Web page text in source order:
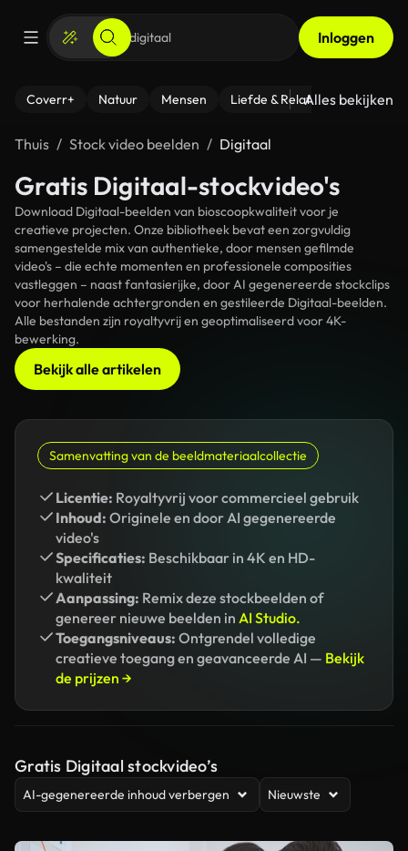
Inloggen
Coverr+ Natuur Mensen Liefde & Relaties - Fitness
Alles bekijken
Thuis Stock video beelden Digitaal
Gratis Digitaal-stockvideo's
Download Digitaal-beelden van bioscoopkwaliteit voor je
creatieve projecten. Onze bibliotheek bevat een zorgvuldig
samengestelde mix van authentieke, door mensen gefilmde
video's – die echte momenten en professionele composities
vastleggen – naast fantasierijke, door AI gegenereerde stockclips
voor herhalende achtergronden en gestileerde Digitaal-beelden.
Alle bestanden zijn royaltyvrij en geoptimaliseerd voor 4K-
bewerking.
Bekijk alle artikelen
Samenvatting van de beeldmateriaalcollectie
Licentie: Royaltyvrij voor commercieel gebruik
Inhoud: Originele en door AI gegenereerde
video's
Specificaties: Beschikbaar in 4K en HD-
kwaliteit
Aanpassing: Remix deze stockbeelden of
genereer nieuwe beelden in AI Studio.
Toegangsniveaus: Ontgrendel volledige
creatieve toegang en geavanceerde AI — Bekijk
de prijzen →
Gratis Digitaal stockvideo’s
AI-gegenereerde inhoud verbergen Nieuwste